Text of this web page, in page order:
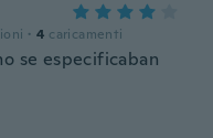
· 4 caricamenti
se especificaban